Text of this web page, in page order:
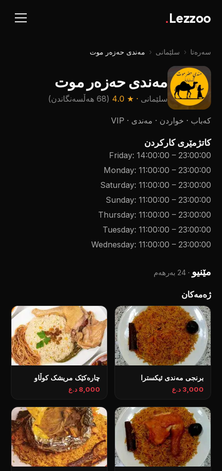
Lezzoo
.
سەرەتا ‹ سلێمانی ‹ مەندی حەزەر موت
مەندی حەزەر موت
سلێمانی · ★
4.0
(68 هەڵسەنگاندن )
كه‌باب · خواردن · مەندی · VIP
کاتژمێری کارکردن
Friday: 14:00:00 – 23:00:00
Monday: 11:00:00 – 23:00:00
Saturday: 11:00:00 – 23:00:00
Sunday: 11:00:00 – 23:00:00
Thursday: 11:00:00 – 23:00:00
Tuesday: 11:00:00 – 23:00:00
Wednesday: 11:00:00 – 23:00:00
مێنیو ·24 بەرهەم
ژەمەکان
برنجی مەندی ئيكسترا
3,000 د.ع
چارەکێک مریشک کوڵاو
8,000 د.ع